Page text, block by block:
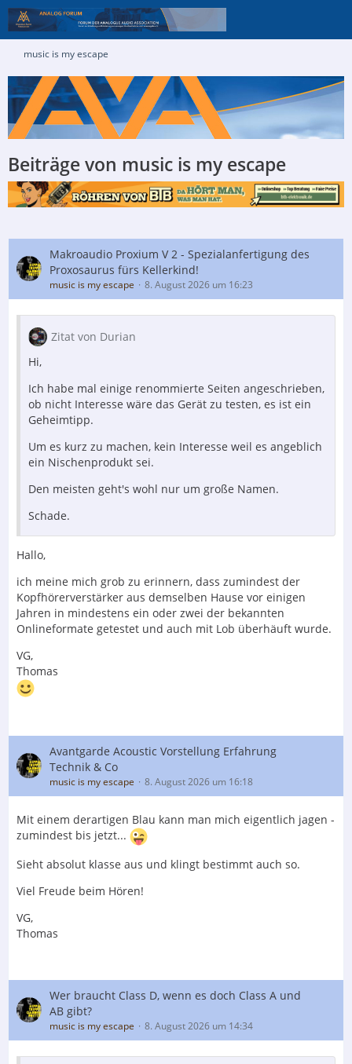
music is my escape
Beiträge von music is my escape
Makroaudio Proxium V 2 - Spezialanfertigung des
Proxosaurus fürs Kellerkind!
music is my escape 8. August 2026 um 16:23
Zitat von Durian
Hi,
Ich habe mal einige renommierte Seiten angeschrieben,
ob nicht Interesse wäre das Gerät zu testen, es ist ein
Geheimtipp.
Um es kurz zu machen, kein Interesse weil es angeblich
ein Nischenprodukt sei.
Den meisten geht's wohl nur um große Namen.
Schade.
Hallo,
ich meine mich grob zu erinnern, dass zumindest der
Kopfhörerverstärker aus demselben Hause vor einigen
Jahren in mindestens ein oder zwei der bekannten
Onlineformate getestet und auch mit Lob überhäuft wurde.
VG,
Thomas
Avantgarde Acoustic Vorstellung Erfahrung
Technik & Co
music is my escape 8. August 2026 um 16:18
Mit einem derartigen Blau kann man mich eigentlich jagen -
zumindest bis jetzt...
Sieht absolut klasse aus und klingt bestimmt auch so.
Viel Freude beim Hören!
VG,
Thomas
Wer braucht Class D, wenn es doch Class A und
AB gibt?
music is my escape 8. August 2026 um 14:34